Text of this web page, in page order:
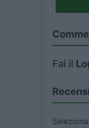
Fai il